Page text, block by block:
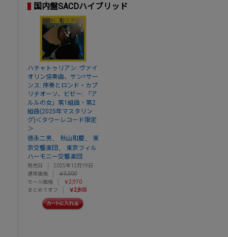
国内盤SACDハイブリッド
ハチャトゥリアン: ヴァイ
オリン協奏曲、サン=サー
ンス: 序奏とロンド・カプ
リチオーソ、ビゼー: 「ア
ルルの女」第1組曲・第2
組曲(2025年マスタリン
グ)＜タワーレコード限定
＞
徳永二男、 秋山和慶、
東
京交響楽団 、
東京フィル
ハーモニー交響楽団
発売日
2025年12月19日
通常価格
￥3,300
セール価格
￥2,970
まとめてオフ
￥2,805